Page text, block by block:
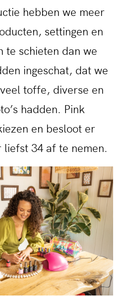
hebben we meer
settingen en
te schieten dan we
ingeschat, dat we
toffe, diverse en
hadden. Pink
en besloot er
34 af te nemen.